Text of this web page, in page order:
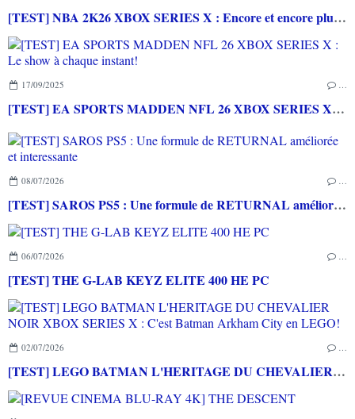
[TEST] NBA 2K26 XBOX SERIES X : Encore et encore plus fort!
17/09/2025
[TEST] EA SPORTS MADDEN NFL 26 XBOX SERIES X : Le show à chaque instant!
08/07/2026
[TEST] SAROS PS5 : Une formule de RETURNAL améliorée et interessante
06/07/2026
[TEST] THE G-LAB KEYZ ELITE 400 HE PC
02/07/2026
[TEST] LEGO BATMAN L'HERITAGE DU CHEVALIER NOIR XBOX SERIES X : C'est Batman Arkham City en LEGO!